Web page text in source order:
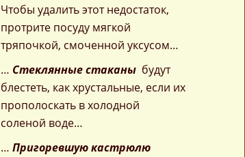
Чтобы удалить этот недостаток,
протрите посуду мягкой
тряпочкой, смоченной уксусом…
… Стеклянные стаканыбудут
блестеть, как хрустальные, если их
прополоскать в холодной
соленой воде…
… Пригоревшую кастрюлю